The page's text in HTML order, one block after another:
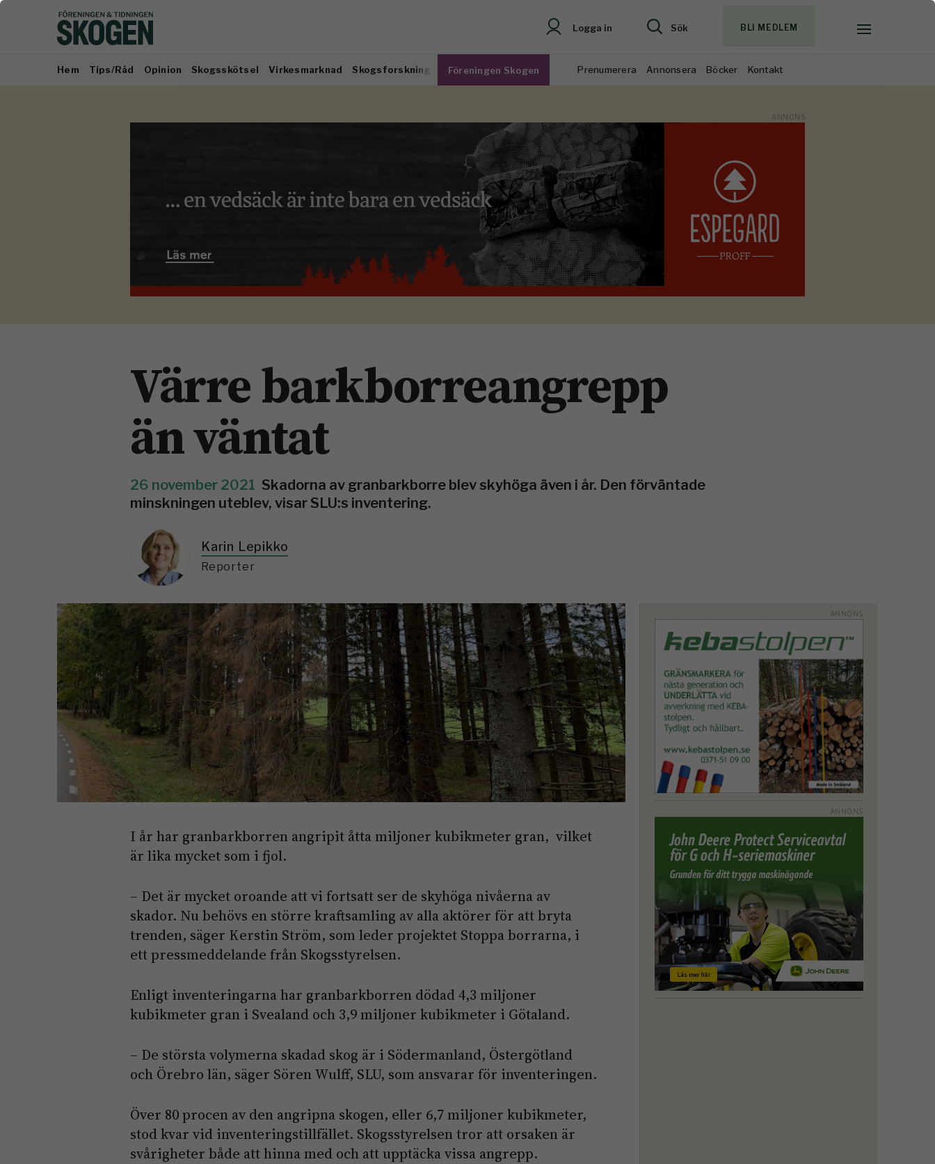
Logga in Sök BLI MEDLEM
Hem Tips/Råd Opinion Skogsskötsel Virkesmarknad Skogsforskning Föreningen Skogen Prenumerera Annonsera Böcker Kontakt
Värre barkborreangrepp
än väntat
26 november 2021 Skadorna av granbarkborre blev skyhöga även i år. Den förväntade
minskningen uteblev, visar SLU:s inventering.
Karin Lepikko
Reporter
I år har granbarkborren angripit åtta miljoner kubikmeter gran, vilket
är lika mycket som i fjol.
– Det är mycket oroande att vi fortsatt ser de skyhöga nivåerna av
skador. Nu behövs en större kraftsamling av alla aktörer för att bryta
trenden, säger Kerstin Ström, som leder projektet Stoppa borrarna, i
ett pressmeddelande från Skogsstyrelsen.
Enligt inventeringarna har granbarkborren dödad 4,3 miljoner
kubikmeter gran i Svealand och 3,9 miljoner kubikmeter i Götaland.
– De största volymerna skadad skog är i Södermanland, Östergötland
och Örebro län, säger Sören Wulff, SLU, som ansvarar för inventeringen.
Över 80 procen av den angripna skogen, eller 6,7 miljoner kubikmeter,
stod kvar vid inventeringstillfället. Skogsstyrelsen tror att orsaken är
svårigheter både att hinna med och att upptäcka vissa angrepp.